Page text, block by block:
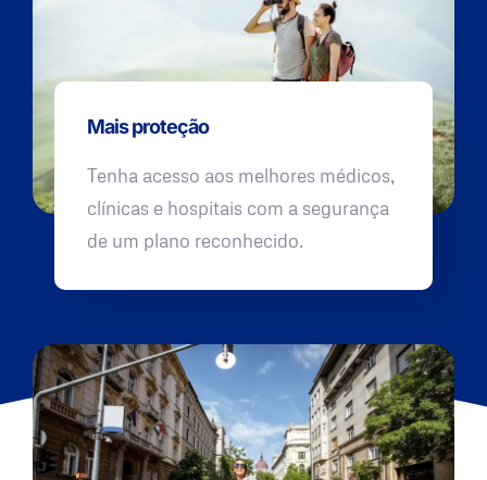
Mais proteção
Tenha acesso aos melhores médicos,
clínicas e hospitais com a segurança
de um plano reconhecido.